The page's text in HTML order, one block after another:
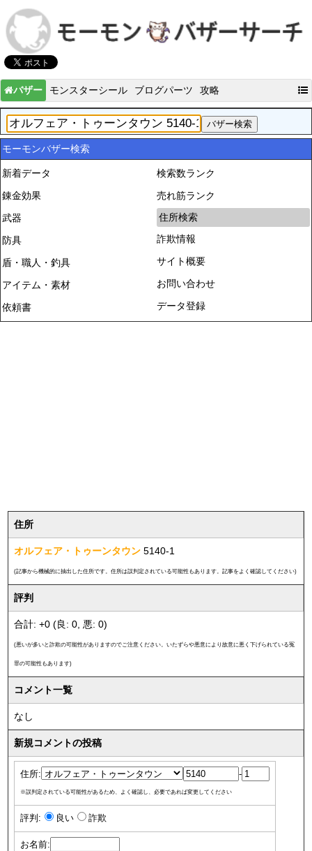
バザー モンスターシール ブログパーツ 攻略
モーモンバザー検索
新着データ
錬金効果
武器
防具
盾・職人・釣具
アイテム・素材
依頼書
検索数ランク
売れ筋ランク
住所検索
詐欺情報
サイト概要
お問い合わせ
データ登録
住所
オルフェア・トゥーンタウン 5140-1
(記事から機械的に抽出した住所です。住所は誤判定されている可能性もあります。記事をよく確認してください)
評判
合計: +0 (良: 0, 悪: 0)
(悪いが多いと詐欺の可能性がありますのでご注意ください。いたずらや悪意により故意に悪く下げられている冤
罪の可能性もあります)
コメント一覧
なし
新規コメントの投稿
住所: -
※誤判定されている可能性があるため、よく確認し、必要であれば変更してください
評判: 良い 詐欺
お名前: